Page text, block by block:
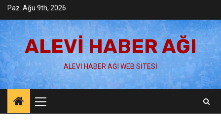
Skip
content
Paz. Ağu 9th, 2026
ALEVI HABER AĞI
ALEVI HABER AĞI WEB SITESI
Menu